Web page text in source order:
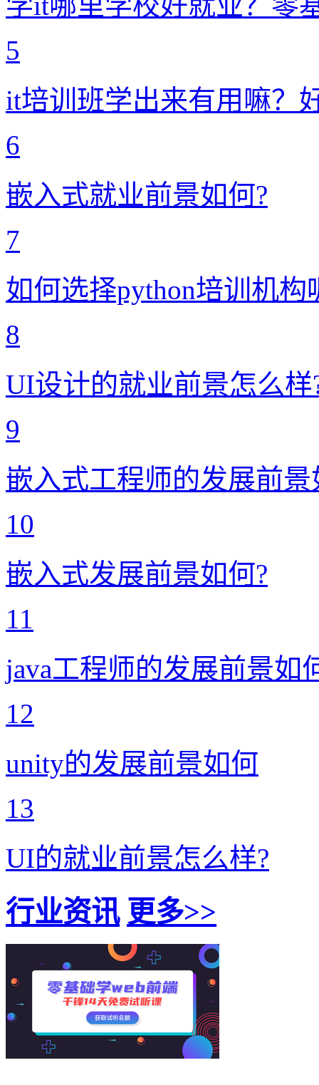
5
it培训班学出来有用嘛？
6
嵌入式就业前景如何?
7
如何选择python培训机构
8
UI设计的就业前景怎么样
9
嵌入式工程师的发展前景
10
嵌入式发展前景如何?
11
java工程师的发展前景如
12
unity的发展前景如何
13
UI的就业前景怎么样?
行业资讯 更多>>